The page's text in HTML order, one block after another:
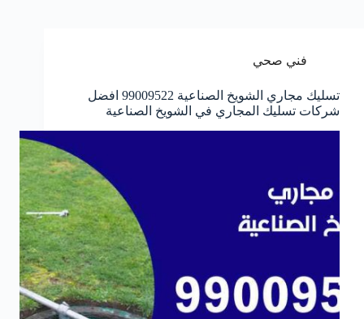
فني صحي
تسليك مجاري الشويخ الصناعية 99009522 افضل
شركات تسليك المجاري في الشويخ الصناعية